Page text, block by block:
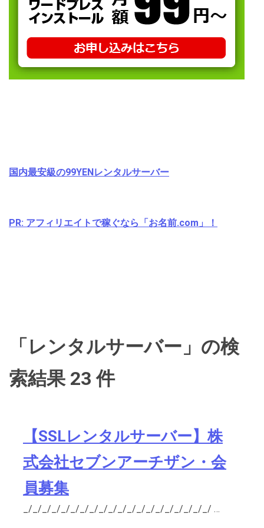
国内最安級の99YENレンタルサーバー
PR: アフィリエイトで稼ぐなら「お名前.com」！
「レンタルサーバー」の検
索結果 23 件
【SSLレンタルサーバー】株
式会社セブンアーチザン・会
員募集
_/_/_/_/_/_/_/_/_/_/_/_/_/_/_/_/_/_/_/_/ …